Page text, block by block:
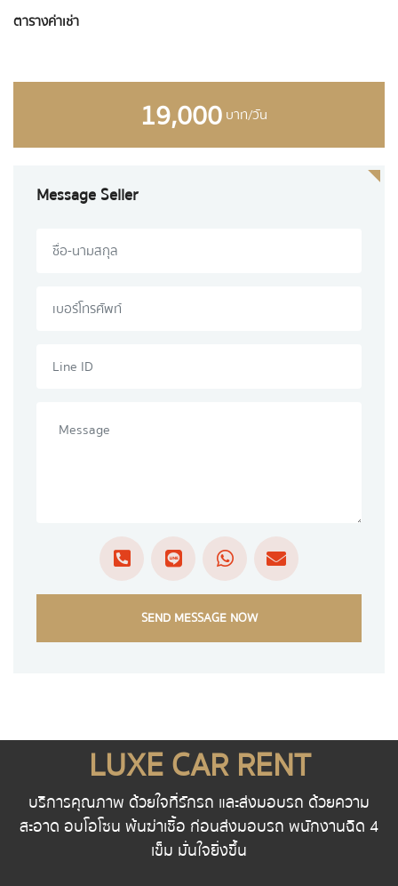
ตารางค่าเช่า
19,000บาท/วัน
Message Seller
SEND MESSAGE NOW
LUXE CAR RENT
บริการคุณภาพ ด้วยใจที่รักรถ และส่งมอบรถ ด้วยความ
สะอาด อบโอโซน พ้นฆ่าเชื้อ ก่อนส่งมอบรถ พนักงานฉีด 4
เข็ม มั่นใจยิ่งขึ้น